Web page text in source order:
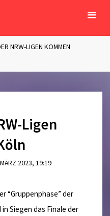
NRW-LIGEN KOMMEN
Ligen
2023, 19:19
“Gruppenphase” der
Siegen das Finale der